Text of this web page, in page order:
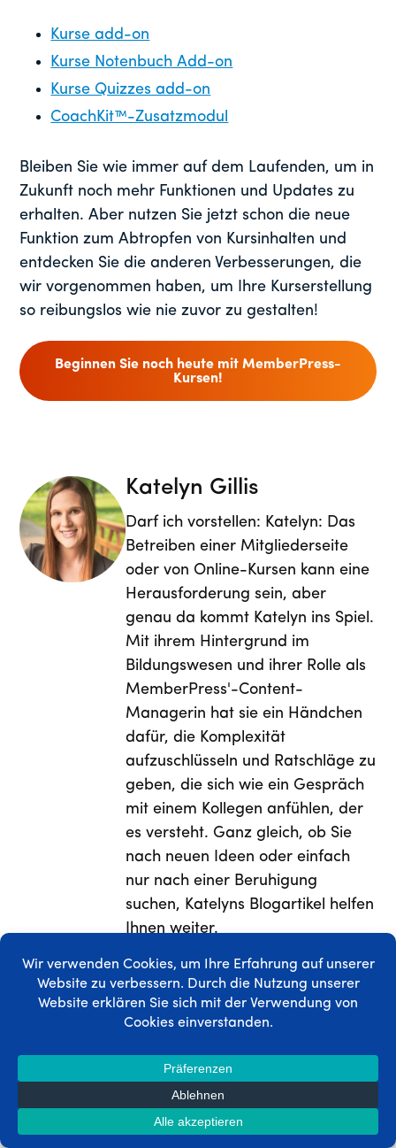
Kurse add-on
Kurse Notenbuch Add-on
Kurse Quizzes add-on
CoachKit™-Zusatzmodul
Bleiben Sie wie immer auf dem Laufenden, um in
Zukunft noch mehr Funktionen und Updates zu
erhalten. Aber nutzen Sie jetzt schon die neue
Funktion zum Abtropfen von Kursinhalten und
entdecken Sie die anderen Verbesserungen, die
wir vorgenommen haben, um Ihre Kurserstellung
so reibungslos wie nie zuvor zu gestalten!
Beginnen Sie noch heute mit MemberPress-
Kursen!
Katelyn Gillis
Darf ich vorstellen: Katelyn: Das
Betreiben einer Mitgliederseite
oder von Online-Kursen kann eine
Herausforderung sein, aber
genau da kommt Katelyn ins Spiel.
Mit ihrem Hintergrund im
Bildungswesen und ihrer Rolle als
MemberPress'-Content-
Managerin hat sie ein Händchen
dafür, die Komplexität
aufzuschlüsseln und Ratschläge zu
geben, die sich wie ein Gespräch
mit einem Kollegen anfühlen, der
es versteht. Ganz gleich, ob Sie
nach neuen Ideen oder einfach
nur nach einer Beruhigung
suchen, Katelyns Blogartikel helfen
Ihnen weiter.
Einen Kommentar
hinzufügen
Vielen Dank, dass Sie einen Kommentar